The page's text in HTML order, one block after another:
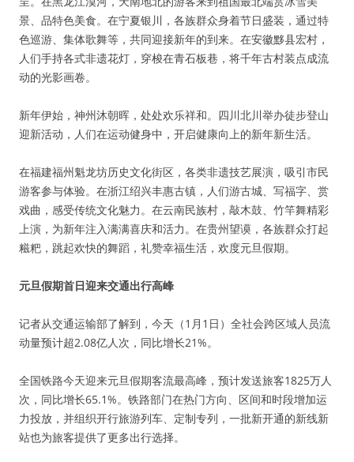
景、品特色美食。在宁夏银川，各族群众身着节日盛装，通过特
色巡游、集体歌舞等，共同迎接新年的到来。在安徽黟县宏村，
人们手持各式非遗花灯，穿梭在青石板巷，将千年古村装点成流
动的光影画卷。
新年伊始，神州沐朝晖，处处欢乐祥和。四川北川举办徒步登山
迎新活动，人们在运动健身中，开启健康向上的新年新生活。
在福建福州魁龙坊历史文化街区，各类非遗技艺展演，吸引市民
游客参与体验。在浙江绍兴丰惠古镇，人们游古城、写福字、赏
戏曲，感受传统文化魅力。在云南民族村，敲木鼓、竹竿舞精彩
上演，为新年注入满满喜庆和活力。在贵州望谟，各族群众打起
糍粑，跳起欢快的舞蹈，礼赞幸福生活，欢度元旦假期。
元旦假期首日迎来交通出行高峰
记者从交通运输部了解到，今天（1月1日）全社会跨区域人员流
动量预计超2.08亿人次，同比增长21%。
全国铁路今天迎来元旦假期客流最高峰，预计发送旅客1825万人
次，同比增长65.1%。铁路部门在热门方向、区间和时段增加运
力投放，并组织开行旅游列车、定制专列，一批新开通的新线新
站也为旅客提供了更多出行选择。